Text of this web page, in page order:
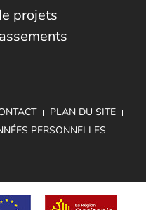
projets
PLAN DU SITE
PERSONNELLES